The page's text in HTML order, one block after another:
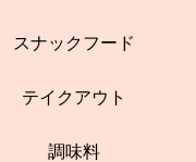
スナックフード
テイクアウト
調味料